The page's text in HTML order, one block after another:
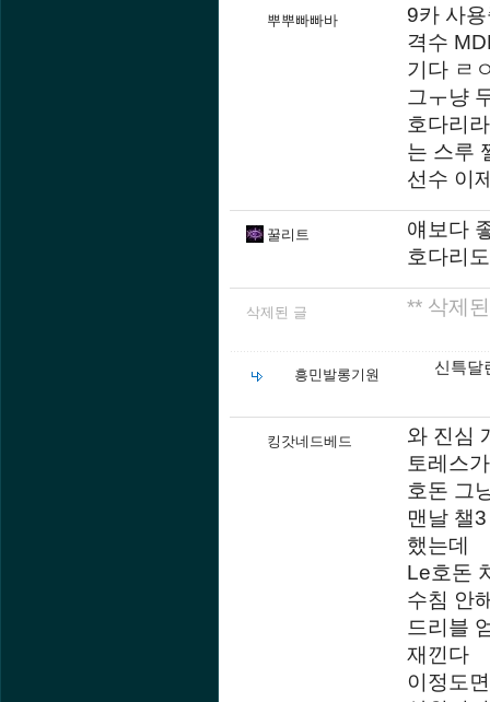
뿌뿌빠빠바
9카 사
격수
기다 ㄹ
그ㅜ냥
호다리
는 스루
선수 이
꿀리트
얘보다
호다리
삭제된 글 ** 삭제
흥민발롱기원 신특달
킹갓네드베드
와 진심
토레스
호돈 그
맨날 챌
했는데
Le호돈
수침 안
드리블
재낀다
이정도